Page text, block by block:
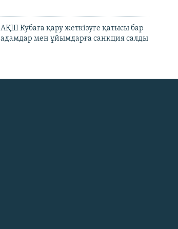
АҚШ Кубаға қару жеткізуге қатысы бар
адамдар мен ұйымдарға санкция салды